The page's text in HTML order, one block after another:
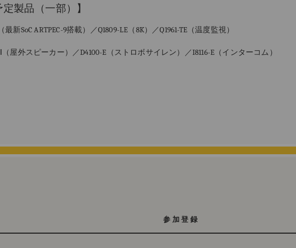
定製品（一部）】
（最新SoC ARTPEC-9搭載）／Q1809-LE （8K）／Q1961-TE （温度監視）
（屋外スピーカー）／D4100-E （ストロボサイレン）／I8116-E （インターコム）
参加登録